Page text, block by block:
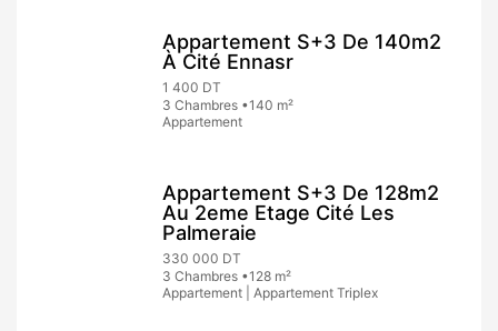
Appartement S+3 De 140m2
À Cité Ennasr
1 400 DT
3 Chambres •140 m²
Appartement
Appartement S+3 De 128m2
Au 2eme Etage Cité Les
Palmeraie
330 000 DT
3 Chambres •128 m²
Appartement | Appartement Triplex